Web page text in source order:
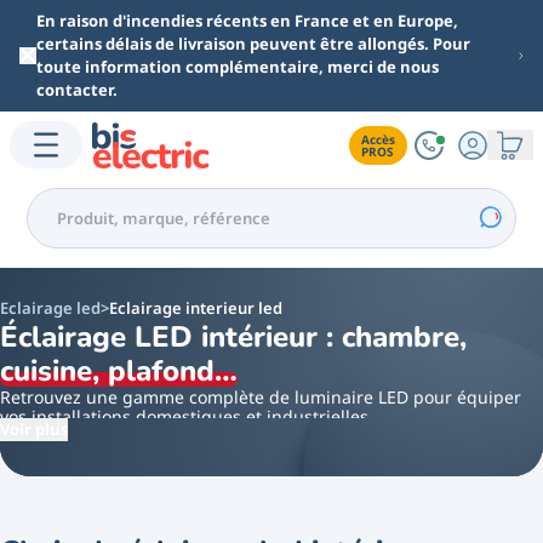
Aller au contenu principal
En raison d'incendies récents en France et en Europe,
certains délais de livraison peuvent être allongés. Pour
toute information complémentaire, merci de nous
contacter.
Accès
PROS
Eclairage led Eclairage interieur led
Éclairage LED intérieur : chambre,
cuisine, plafond…
Retrouvez une gamme complète de luminaire LED pour équiper
vos installations domestiques et industrielles.
Notre sélection de luminaire a LED est utilisable pour divers
domaines d'applications allant de l'éclairage de jardin, à